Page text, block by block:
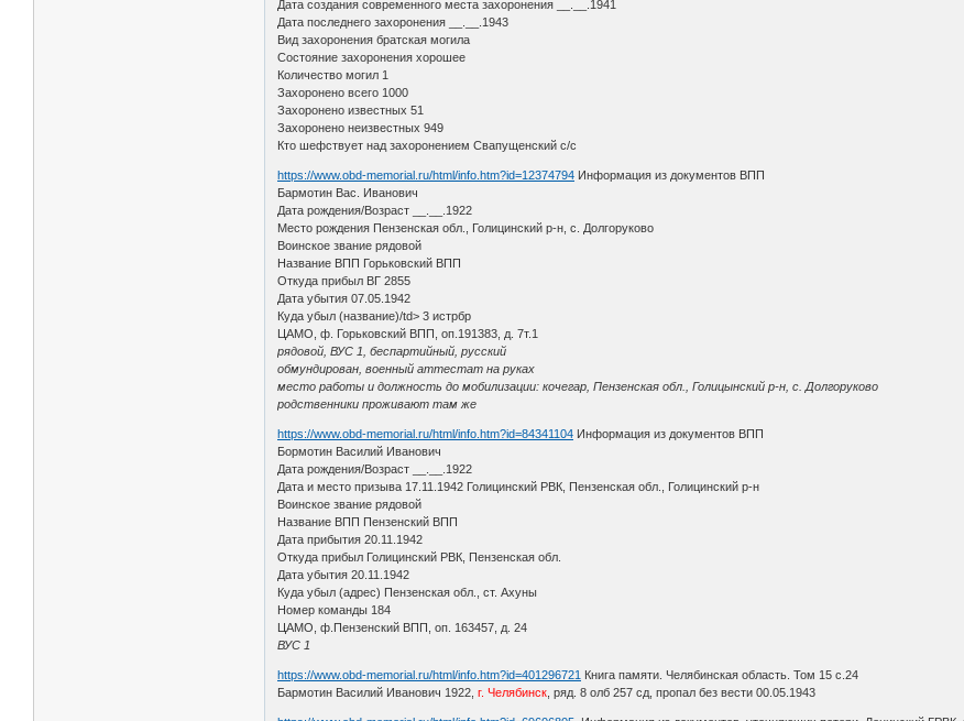
Дата создания современного места захоронения __.__.1941
Дата последнего захоронения __.__.1943
Вид захоронения братская могила
Состояние захоронения хорошее
Количество могил 1
Захоронено всего 1000
Захоронено известных 51
Захоронено неизвестных 949
Кто шефствует над захоронением Свапущенский с/с
https://www.obd-memorial.ru/html/info.htm?id=12374794 Информация из документов ВПП
Бармотин Вас. Иванович
Дата рождения/Возраст __.__.1922
Место рождения Пензенская обл., Голицинский р-н, с. Долгоруково
Воинское звание рядовой
Название ВПП Горьковский ВПП
Откуда прибыл ВГ 2855
Дата убытия 07.05.1942
Куда убыл (название)/td> 3 истрбр
ЦАМО, ф. Горьковский ВПП, оп.191383, д. 7т.1
рядовой, ВУС 1, беспартийный, русский
обмундирован, военный аттестат на руках
место работы и должность до мобилизации: кочегар, Пензенская обл., Голицынский р-н, с. Долгоруково
родственники проживают там же
https://www.obd-memorial.ru/html/info.htm?id=84341104 Информация из документов ВПП
Бормотин Василий Иванович
Дата рождения/Возраст __.__.1922
Дата и место призыва 17.11.1942 Голицинский РВК, Пензенская обл., Голицинский р-н
Воинское звание рядовой
Название ВПП Пензенский ВПП
Дата прибытия 20.11.1942
Откуда прибыл Голицинский РВК, Пензенская обл.
Дата убытия 20.11.1942
Куда убыл (адрес) Пензенская обл., ст. Ахуны
Номер команды 184
ЦАМО, ф.Пензенский ВПП, оп. 163457, д. 24
ВУС 1
https://www.obd-memorial.ru/html/info.htm?id=401296721 Книга памяти. Челябинская область. Том 15 с.24
Бармотин Василий Иванович 1922,г. Челябинск , ряд. 8 олб 257 сд, пропал без вести 00.05.1943